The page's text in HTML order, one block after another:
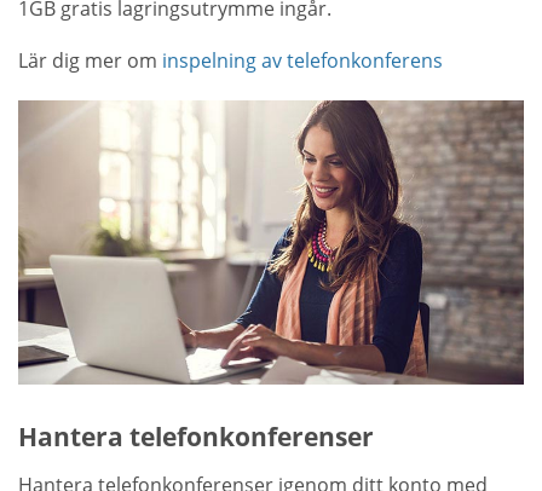
1GB gratis lagringsutrymme ingår.
Lär dig mer om inspelning av telefonkonferens
Hantera telefonkonferenser
Hantera telefonkonferenser igenom ditt konto med